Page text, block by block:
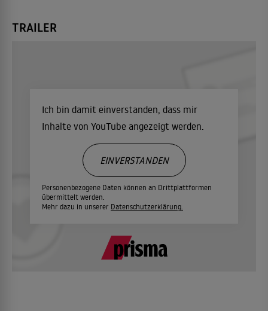
TRAILER
Ich bin damit einverstanden, dass mir
Inhalte von YouTube angezeigt werden.
Personenbezogene Daten können an Drittplattformen
übermittelt werden.
Mehr dazu in unserer Datenschutzerklärung.
EINVERSTANDEN